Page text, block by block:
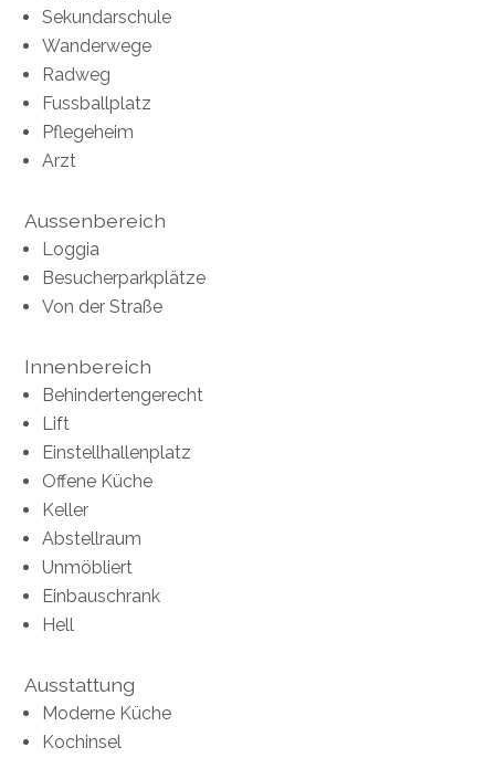
Sekundarschule
Wanderwege
Radweg
Fussballplatz
Pflegeheim
Arzt
Aussenbereich
Loggia
Besucherparkplätze
Von der Straße
Innenbereich
Behindertengerecht
Lift
Einstellhallenplatz
Offene Küche
Keller
Abstellraum
Unmöbliert
Einbauschrank
Hell
Ausstattung
Moderne Küche
Kochinsel